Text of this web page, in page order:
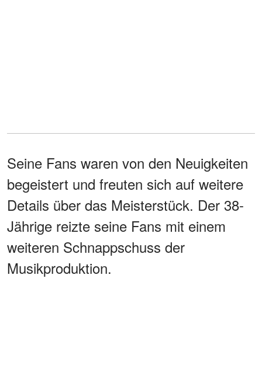
Seine Fans waren von den Neuigkeiten
begeistert und freuten sich auf weitere
Details über das Meisterstück. Der 38-
Jährige reizte seine Fans mit einem
weiteren Schnappschuss der
Musikproduktion.